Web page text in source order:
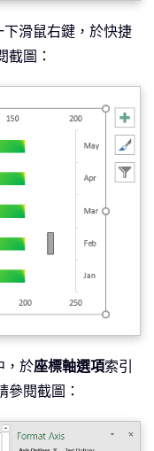
滑鼠右鍵，於快捷
截圖：
，於座標軸選項索引
參閱截圖：